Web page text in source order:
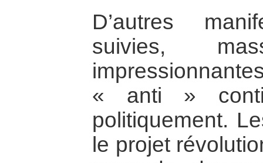
D’autres
suivies,
« anti »
politiquement.
le projet